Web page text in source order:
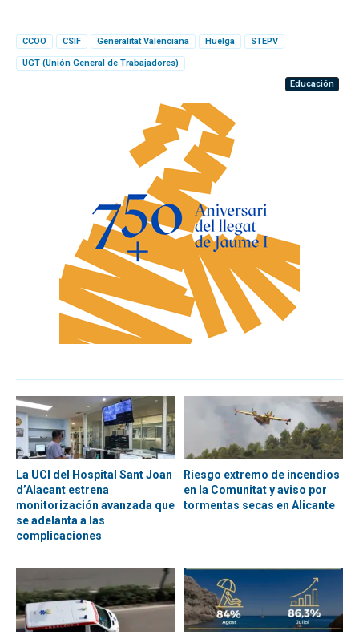
CCOO CSIF Generalitat Valenciana Huelga STEPV
UGT (Unión General de Trabajadores)
Educación
La UCI del Hospital Sant Joan
d’Alacant estrena
monitorización avanzada que
se adelanta a las
complicaciones
Riesgo extremo de incendios
en la Comunitat y aviso por
tormentas secas en Alicante